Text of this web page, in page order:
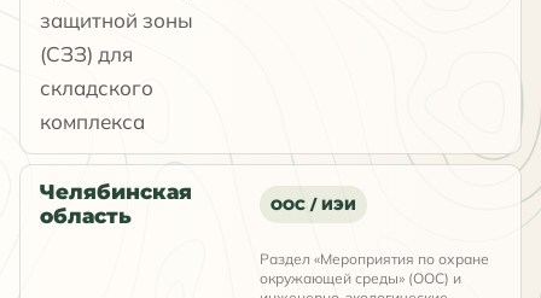
защитной зоны
(СЗЗ) для
складского
комплекса
Челябинская
область
ООС / ИЭИ
Раздел «Мероприятия по охране
окружающей среды» (ООС) и